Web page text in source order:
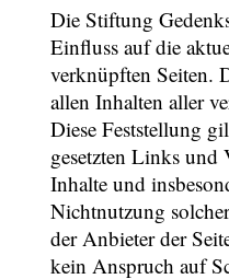
Die Stiftung
Einfluss auf die
verknüpften Seiten.
allen Inhalten aller
Diese Feststellung
gesetzten Links und
Inhalte und
Nichtnutzung
der Anbieter der
kein Anspruch auf